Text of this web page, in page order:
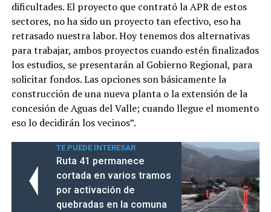
dificultades. El proyecto que contrató la APR de estos
sectores, no ha sido un proyecto tan efectivo, eso ha
retrasado nuestra labor. Hoy tenemos dos alternativas
para trabajar, ambos proyectos cuando estén finalizados
los estudios, se presentarán al Gobierno Regional, para
solicitar fondos. Las opciones son básicamente la
construcción de una nueva planta o la extensión de la
concesión de Aguas del Valle; cuando llegue el momento
eso lo decidirán los vecinos”.
TE PUEDE INTERESAR
Ruta 41 permanece
cortada en varios tramos
por activación de
quebradas en la comuna